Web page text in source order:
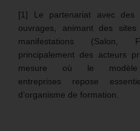
[1] Le partenariat avec des
ouvrages, animant des
manifestations (Salon,
principalement des acteurs
mesure où le
entreprises repose
d’organisme de formation.